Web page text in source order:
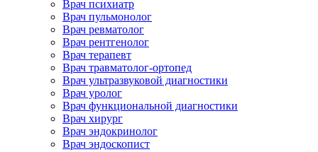
Врач психиатр
Врач пульмонолог
Врач ревматолог
Врач рентгенолог
Врач терапевт
Врач травматолог-ортопед
Врач ультразвуковой диагностики
Врач уролог
Врач функциональной диагностики
Врач хирург
Врач эндокринолог
Врач эндоскопист